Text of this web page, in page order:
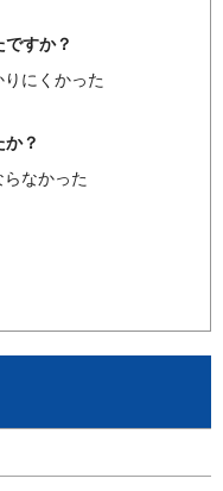
すか？
りにくかった
？
なかった